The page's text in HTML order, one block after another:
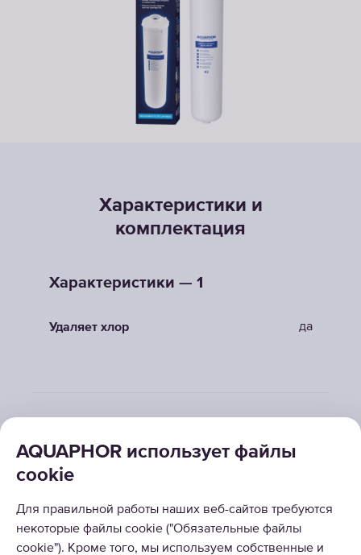
Характеристики и
комплектация
Характеристики — 1
Удаляет хлор да
AQUAPHOR использует файлы
cookie
Для правильной работы наших веб-сайтов требуются
некоторые файлы cookie ("Обязательные файлы
cookie"). Кроме того, мы используем собственные и
КАТАЛОГ